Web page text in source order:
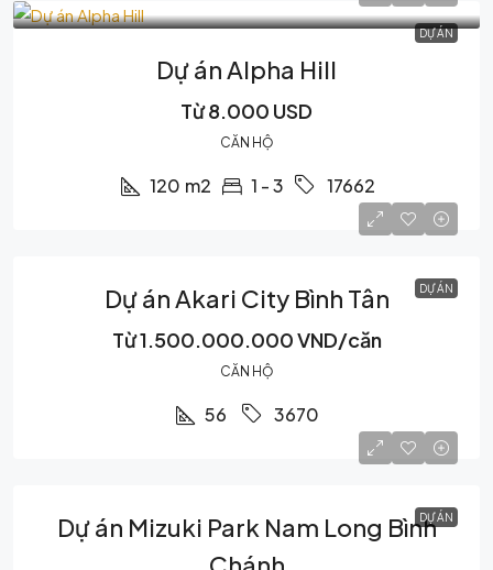
DỰ ÁN
Dự án Alpha Hill
Từ 8.000 USD
CĂN HỘ
120 m2 1 - 3 17662
DỰ ÁN
Dự án Akari City Bình Tân
Từ1.500.000.000 VND/căn
CĂN HỘ
56 3670
DỰ ÁN
Dự án Mizuki Park Nam Long Bình